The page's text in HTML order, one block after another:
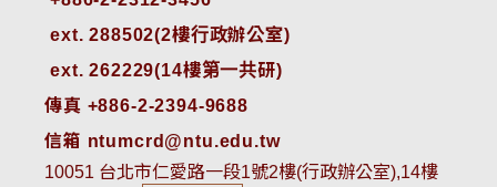
ext. 288502(2樓行政辦公室)
ext. 262229(14樓第一共研)
傳真 +886-2-2394-9688
信箱 ntumcrd@ntu.edu.tw
10051 台北市仁愛路一段1號2樓(行政辦公室),14樓